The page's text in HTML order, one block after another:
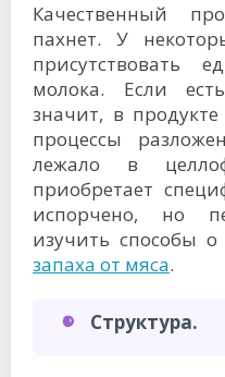
Качественный
пахнет. У
присутствовать
молока. Если
значит, в
процессы
лежало в
приобретает
испорчено, но
изучить способы о
запаха от мяса.
Структура.